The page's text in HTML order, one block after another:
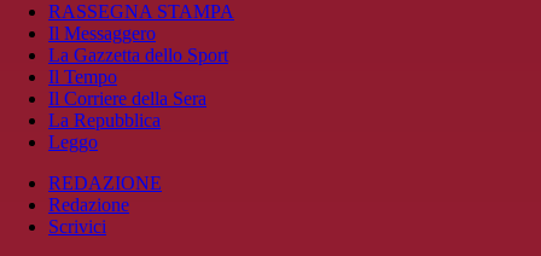
RASSEGNA STAMPA
Il Messaggero
La Gazzetta dello Sport
Il Tempo
Il Corriere della Sera
La Repubblica
Leggo
REDAZIONE
Redazione
Scrivici